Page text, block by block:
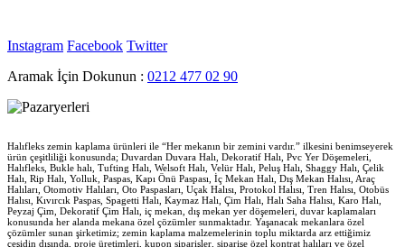
Instagram Facebook Twitter
Aramak İçin Dokunun : 0212 477 02 90
Halıfleks zemin kaplama ürünleri ile “Her mekanın bir zemini vardır.” ilkesini benimseyerek
ürün çeşitliliği konusunda; Duvardan Duvara Halı, Dekoratif Halı, Pvc Yer Döşemeleri,
Halıfleks, Bukle halı, Tufting Halı, Welsoft Halı, Velür Halı, Peluş Halı, Shaggy Halı, Çelik
Halı, Rip Halı, Yolluk, Paspas, Kapı Önü Paspası, İç Mekan Halı, Dış Mekan Halısı, Araç
Halıları, Otomotiv Halıları, Oto Paspasları, Uçak Halısı, Protokol Halısı, Tren Halısı, Otobüs
Halısı, Kıvırcık Paspas, Spagetti Halı, Kaymaz Halı, Çim Halı, Halı Saha Halısı, Karo Halı,
Peyzaj Çim, Dekoratif Çim Halı, iç mekan, dış mekan yer döşemeleri, duvar kaplamaları
konusunda her alanda mekana özel çözümler sunmaktadır. Yaşanacak mekanlara özel
çözümler sunan şirketimiz; zemin kaplama malzemelerinin toplu miktarda arz ettiğimiz
çeşidin dışında, proje üretimleri, kupon siparişler, siparişe özel kontrat halıları ve özel